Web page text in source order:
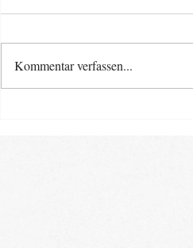
Kommentar verfassen...